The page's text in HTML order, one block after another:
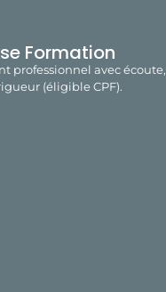
Formation
professionnel avec écoute,
(éligible CPF).